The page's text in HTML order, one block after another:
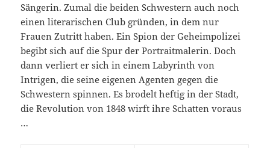
Sängerin. Zumal die beiden Schwestern auch noch
einen literarischen Club gründen, in dem nur
Frauen Zutritt haben. Ein Spion der Geheimpolizei
begibt sich auf die Spur der Portraitmalerin. Doch
dann verliert er sich in einem Labyrinth von
Intrigen, die seine eigenen Agenten gegen die
Schwestern spinnen. Es brodelt heftig in der Stadt,
die Revolution von 1848 wirft ihre Schatten voraus
…